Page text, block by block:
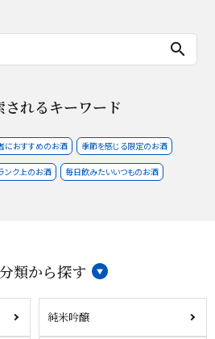
search
されるキーワード
におすすめのお酒 季節を感じる限定のお酒
ンク上のお酒 毎日飲みたいいつものお酒
類から探す
純米吟醸